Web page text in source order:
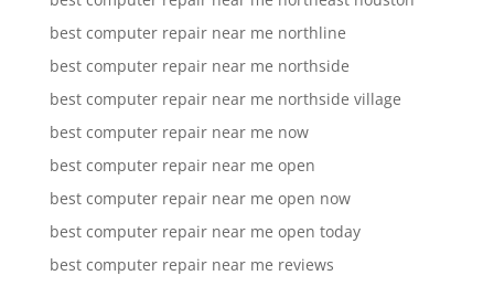
best computer repair near me northline
best computer repair near me northside
best computer repair near me northside village
best computer repair near me now
best computer repair near me open
best computer repair near me open now
best computer repair near me open today
best computer repair near me reviews